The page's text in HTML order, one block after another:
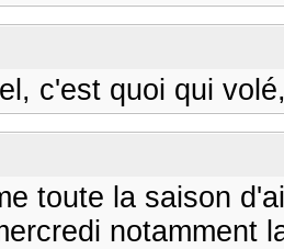
c'est quoi qui
toute la saison
notamment